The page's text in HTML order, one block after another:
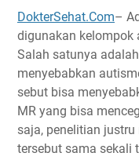
DokterSehat.Com–
digunakan kelompok
Salah satunya
menyebabkan
sebut bisa
MR yang bisa
saja, penelitian
tersebut sama sekali